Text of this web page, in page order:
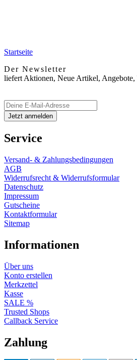
Startseite
Der Newsletter
liefert Aktionen, Neue Artikel, Angebote,
Service
Versand- & Zahlungsbedingungen
AGB
Widerrufsrecht & Widerrufsformular
Datenschutz
Impressum
Gutscheine
Kontaktformular
Sitemap
Informationen
Über uns
Konto erstellen
Merkzettel
Kasse
SALE %
Trusted Shops
Callback Service
Zahlung